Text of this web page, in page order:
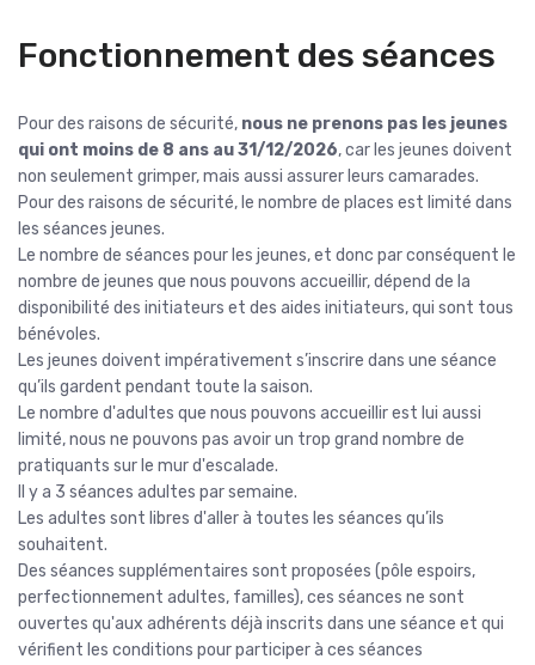
Fonctionnement des séances
Pour des raisons de sécurité, nous ne prenons pas les jeunes
qui ont moins de 8 ans au 31/12/2026, car les jeunes doivent
non seulement grimper, mais aussi assurer leurs camarades.
Pour des raisons de sécurité, le nombre de places est limité dans
les séances jeunes.
Le nombre de séances pour les jeunes, et donc par conséquent le
nombre de jeunes que nous pouvons accueillir, dépend de la
disponibilité des initiateurs et des aides initiateurs, qui sont tous
bénévoles.
Les jeunes doivent impérativement s’inscrire dans une séance
qu’ils gardent pendant toute la saison.
Le nombre d'adultes que nous pouvons accueillir est lui aussi
limité, nous ne pouvons pas avoir un trop grand nombre de
pratiquants sur le mur d'escalade.
Il y a 3 séances adultes par semaine.
Les adultes sont libres d'aller à toutes les séances qu’ils
souhaitent.
Des séances supplémentaires sont proposées (pôle espoirs,
perfectionnement adultes, familles), ces séances ne sont
ouvertes qu'aux adhérents déjà inscrits dans une séance et qui
vérifient les conditions pour participer à ces séances